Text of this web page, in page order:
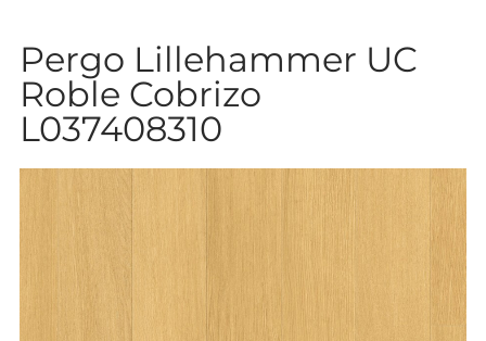
Pergo Lillehammer UC
Roble Cobrizo
L037408310